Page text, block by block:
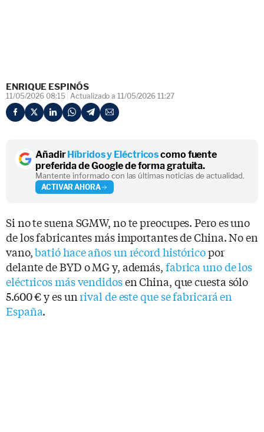
ENRIQUE ESPINÓS
11/05/2026 08:15 Actualizado a 11/05/2026 11:27
AñadirHíbridos y Eléctricoscomo fuente
preferida de Google de forma gratuita.
Mantente informado con las últimas noticias de actualidad.
ACTIVAR AHORA
Si no te suena SGMW, no te preocupes. Pero es uno
de los fabricantes más importantes de China. No en
vano,batió hace años un récord históricopor
delante de BYD o MG y, además,fabrica uno de los
eléctricos más vendidosen China, que cuesta sólo
5.600 € y es unrival de este que se fabricará en
España.